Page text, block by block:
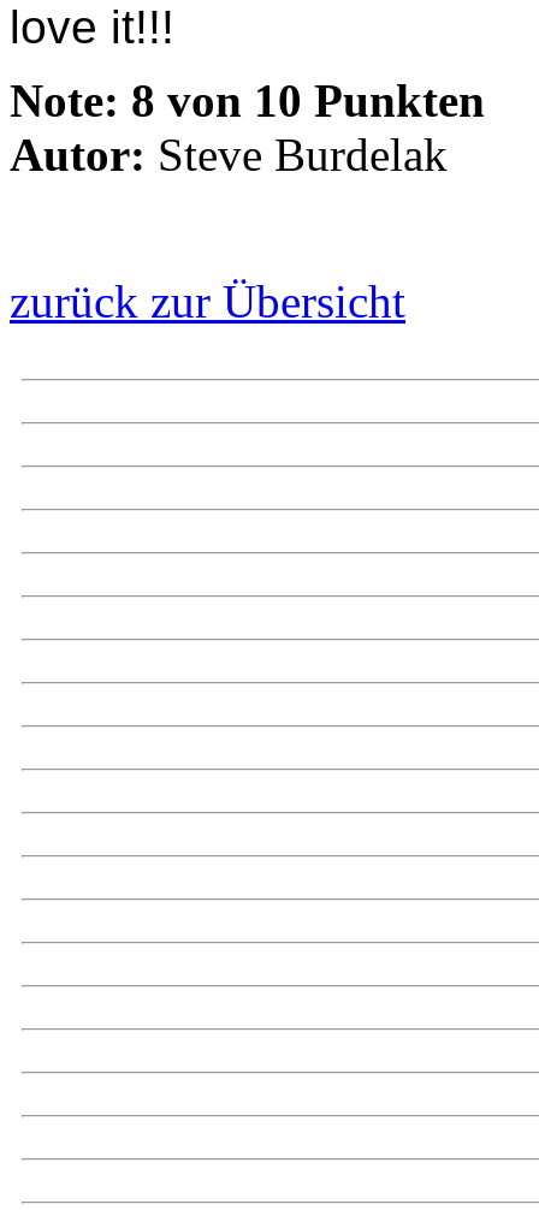
love it!!!
Note: 8 von 10 Punkten
Autor: Steve Burdelak
zurück zur Übersicht